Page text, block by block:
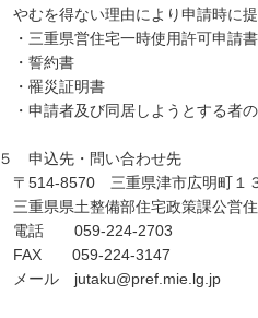
やむを得ない理由により申請時に
・三重県営住宅一時使用許可申請書
・誓約書
・罹災証明書
・申請者及び同居しようとする者
５ 申込先・問い合わせ先
〒514-8570 三重県津市広明町１
三重県県土整備部住宅政策課公営
電話 059-224-2703
FAX 059-224-3147
メール jutaku@pref.mie.lg.jp